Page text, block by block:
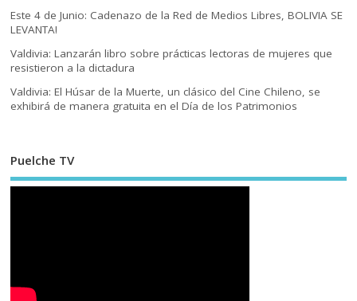
Este 4 de Junio: Cadenazo de la Red de Medios Libres, BOLIVIA SE
LEVANTA!
Valdivia: Lanzarán libro sobre prácticas lectoras de mujeres que
resistieron a la dictadura
Valdivia: El Húsar de la Muerte, un clásico del Cine Chileno, se
exhibirá de manera gratuita en el Día de los Patrimonios
Puelche TV